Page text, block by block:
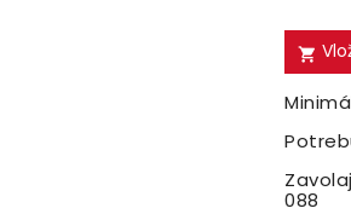

088